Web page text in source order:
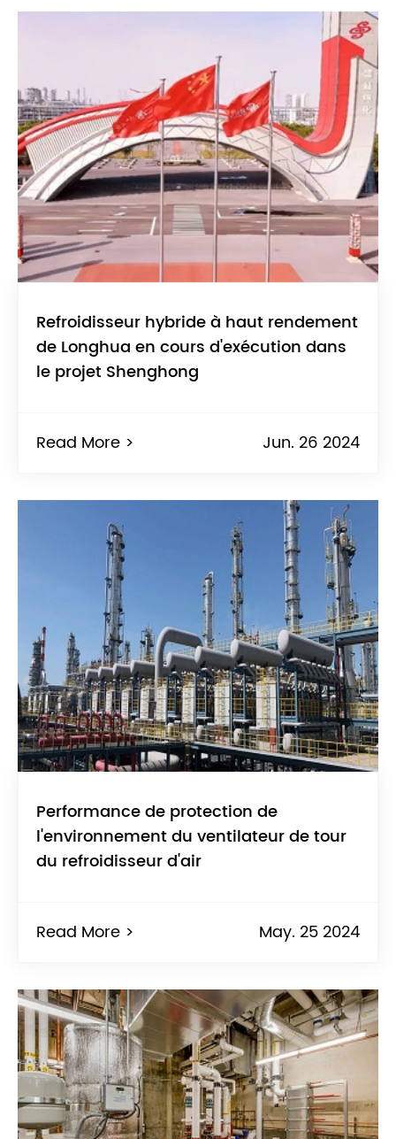
Refroidisseur hybride à haut rendement
de Longhua en cours d'exécution dans
le projet Shenghong
Read More > Jun. 26 2024
Performance de protection de
l'environnement du ventilateur de tour
du refroidisseur d'air
Read More > May. 25 2024